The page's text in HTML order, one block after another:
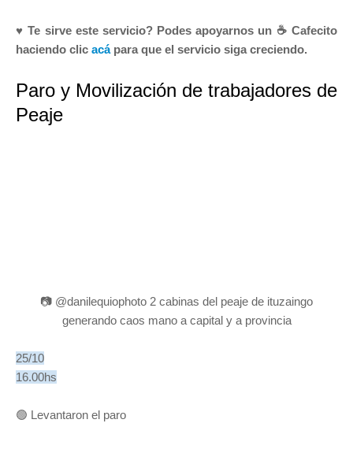
♥ Te sirve este servicio? Podes apoyarnos un ☕ Cafecito
haciendo clic acápara que el servicio siga creciendo.
Paro y Movilización de trabajadores de
Peaje
📷 @danilequiophoto 2 cabinas del peaje de ituzaingo
generando caos mano a capital y a provincia
25/10
16.00hs
🟢 Levantaron el paro